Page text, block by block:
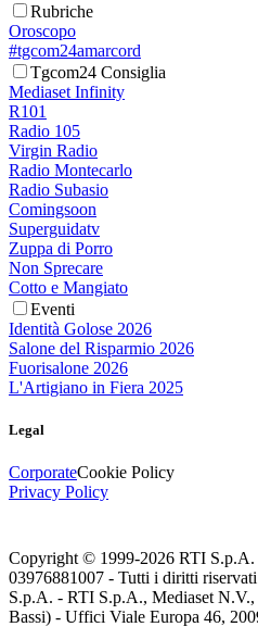
Rubriche
Oroscopo
#tgcom24amarcord
Tgcom24 Consiglia
Mediaset Infinity
R101
Radio 105
Virgin Radio
Radio Montecarlo
Radio Subasio
Comingsoon
Superguidatv
Zuppa di Porro
Non Sprecare
Cotto e Mangiato
Eventi
Identità Golose 2026
Salone del Risparmio 2026
Fuorisalone 2026
L'Artigiano in Fiera 2025
Legal
CorporateCookie Policy
Privacy Policy
Copyright © 1999-2026 RTI S.p.A.
03976881007 - Tutti i diritti
S.p.A. - RTI S.p.A., Mediaset N.V.,
Bassi) - Uffici Viale Europa 46,